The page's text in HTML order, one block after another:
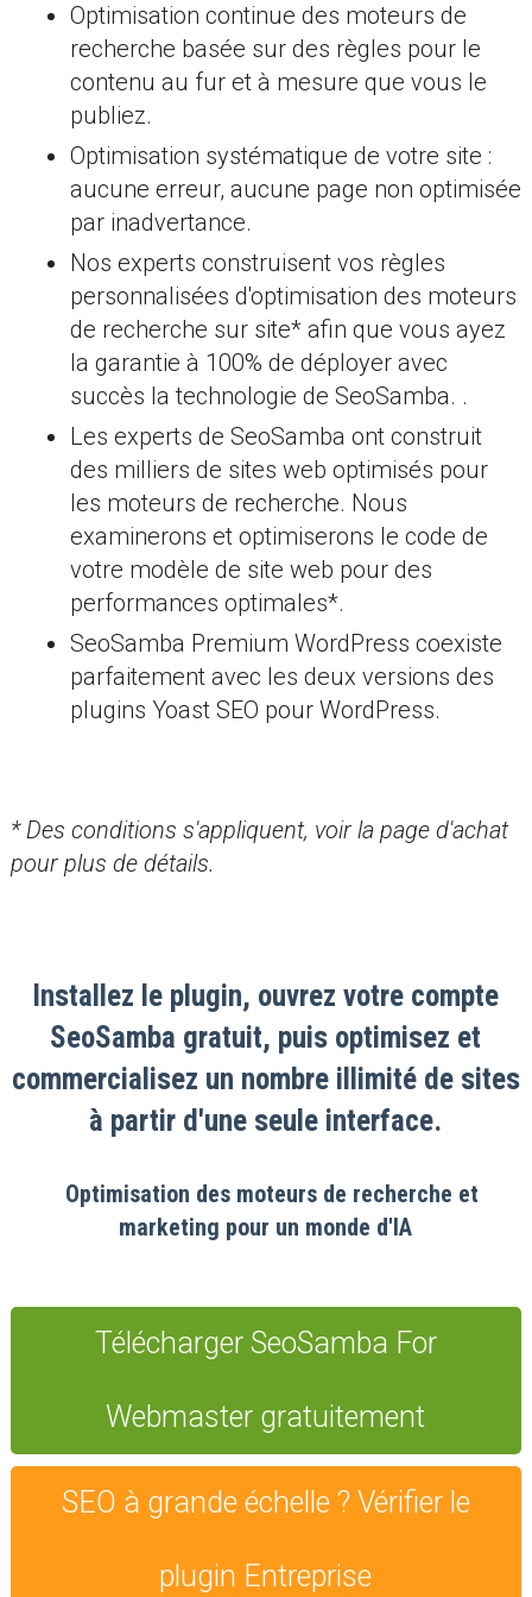
Optimisation continue des moteurs de
recherche basée sur des règles pour le
contenu au fur et à mesure que vous le
publiez.
Optimisation systématique de votre site :
aucune erreur, aucune page non optimisée
par inadvertance.
Nos experts construisent vos règles
personnalisées d'optimisation des moteurs
de recherche sur site* afin que vous ayez
la garantie à 100% de déployer avec
succès la technologie de SeoSamba. .
Les experts de SeoSamba ont construit
des milliers de sites web optimisés pour
les moteurs de recherche. Nous
examinerons et optimiserons le code de
votre modèle de site web pour des
performances optimales*.
SeoSamba Premium WordPress coexiste
parfaitement avec les deux versions des
plugins Yoast SEO pour WordPress.
* Des conditions s'appliquent, voir la page d'achat
pour plus de détails.
Installez le plugin, ouvrez votre compte
SeoSamba gratuit, puis optimisez et
commercialisez un nombre illimité de sites
à partir d'une seule interface.
Optimisation des moteurs de recherche et
marketing pour un monde d'IA
Télécharger SeoSamba For
Webmaster gratuitement
SEO à grande échelle ? Vérifier le
plugin Entreprise